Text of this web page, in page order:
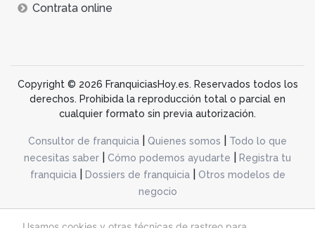
Contrata online
Copyright © 2026 FranquiciasHoy.es. Reservados todos los
derechos. Prohibida la reproducción total o parcial en
cualquier formato sin previa autorización.
Consultor de franquicia Quienes somos
Todo lo que
necesitas saber
Cómo podemos ayudarte
Registra tu
franquicia| Dossiers de franquicia|
Otros modelos de
negocio